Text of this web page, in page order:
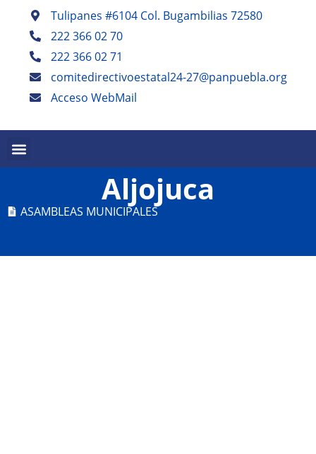
Tulipanes #6104 Col. Bugambilias 72580
222 366 02 70
222 366 02 71
comitedirectivoestatal24-27@panpuebla.org
Acceso WebMail
Aljojuca
ASAMBLEAS MUNICIPALES